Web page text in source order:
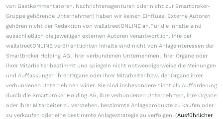
von Gastkommentatoren, Nachrichtenagenturen oder nicht zur Smartbroker-
Gruppe gehörende Unternehmen) haben wir keinen Einfluss. Externe Autoren
gehören nicht der Redaktion von wallstreetONLINE an.Für die Inhalte sind
ausschließlich die jeweiligen externen Autoren verantwortlich. Ihre bei
wallstreetONLINE veröffentlichten Inhalte sind nicht von Anlageinteressen der
Smartbroker Holding AG, ihrer verbundenen Unternehmen, ihrer Organe oder
ihrer Mitarbeiter bestimmt und spiegeln nicht notwendigerweise die Meinungen
und Auffassungen ihrer Organe oder ihrer Mitarbeiter bzw. der Organe ihrer
verbundenen Unternehmen wider. Sie sind insbesondere nicht als Aufforderung
durch die Smartbroker Holding AG, ihre verbundenen Unternehmen, ihre Organe
oder ihrer Mitarbeiter zu verstehen, bestimmte Anlageprodukte zu kaufen oder
zu verkaufen oder eine bestimmte Anlagestrategie zu verfolgen. (Ausführlicher